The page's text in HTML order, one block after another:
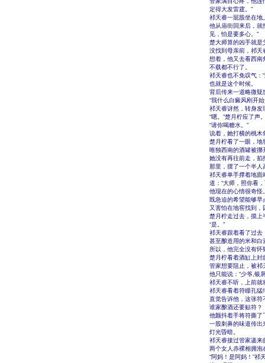
定得大发雷霆。”
祁天睿一屁股坐在地
他从庙街回来后，就
见，怕是要多心。”
楚大师算的凶手就是
没找到母亲前，祁天
想着，他又去看西南
不载都不行了。
祁天睿也不免叹气：
也就是这个时候。
背后传来一道略微疑
“我什么白癜风刚开
祁天睿讶然，转身
“嗯。”楚月柠应了声
“请你喝糖水。”
说着，她打横的桃木
楚月柠看了一眼，地
唯独西南的酒罐被挪
她没有再往前走，掐
那里，摆了一个半人
祁天睿单手撑着地面
道：“大师，照你看
他现在的心情很奇怪
既急迫的希望能够早
又害怕在地窖找到
楚月柠走过去，摸上
“是。”
祁天睿跟着看了过去
甚至酿造用的米和白
所以，他完全没有怀
楚月柠看着酒缸上封
管家想要阻止，被祁
他只能说：“少爷,银
祁天睿不听，上前就
祁天睿看着符瞳孔猛
直觉告诉他，这张符
谁家酿酒还要贴符？
他颤抖着手将符撕了
一股刺鼻的味道传
灯光昏暗。
祁天睿接过管家递来
两个女人赤裸相拥泡
“阿妈！是阿妈！”祁